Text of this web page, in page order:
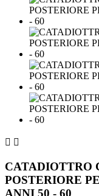
 
CATADIOTTRO
POSTERIORE
ANNI 50 - 60